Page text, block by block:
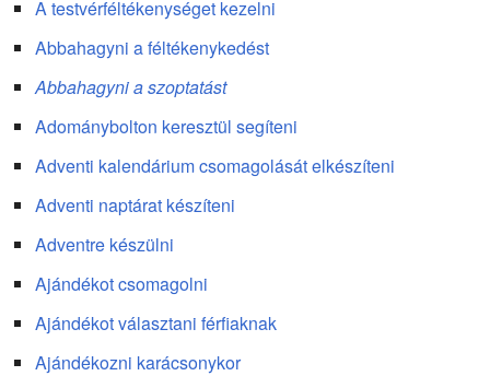
A testvérféltékenységet kezelni
Abbahagyni a féltékenykedést
Abbahagyni a szoptatást
Adománybolton keresztül segíteni
Adventi kalendárium csomagolását elkészíteni
Adventi naptárat készíteni
Adventre készülni
Ajándékot csomagolni
Ajándékot választani férfiaknak
Ajándékozni karácsonykor